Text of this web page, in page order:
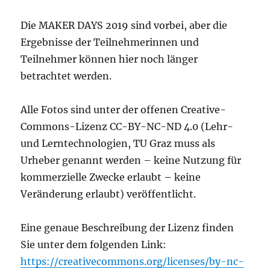
Die MAKER DAYS 2019 sind vorbei, aber die
Ergebnisse der Teilnehmerinnen und
Teilnehmer können hier noch länger
betrachtet werden.
Alle Fotos sind unter der offenen Creative-
Commons-Lizenz CC-BY-NC-ND 4.0 (Lehr-
und Lerntechnologien, TU Graz muss als
Urheber genannt werden – keine Nutzung für
kommerzielle Zwecke erlaubt – keine
Veränderung erlaubt) veröffentlicht.
Eine genaue Beschreibung der Lizenz finden
Sie unter dem folgenden Link:
https://creativecommons.org/licenses/by-nc-